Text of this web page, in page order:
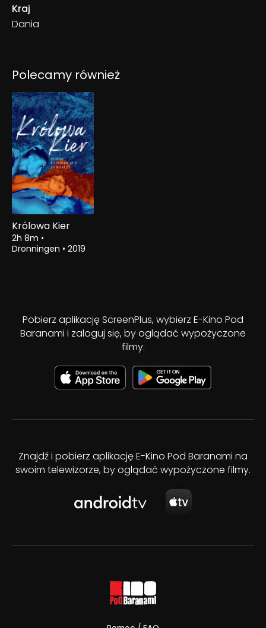
Kraj
Dania
Polecamy również
Królowa Kier
2h 8m •
Dronningen • 2019
Pobierz aplikację ScreenPlus, wybierz E-Kino Pod
Baranami i zaloguj się, by oglądać wypożyczone
filmy.
Znajdź i pobierz aplikację E-Kino Pod Baranami na
swoim telewizorze, by oglądać wypożyczone filmy.